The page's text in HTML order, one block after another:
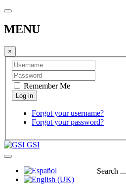
MENU
×
Remember Me
Forgot your username?
Forgot your password?
GSI
Search ...